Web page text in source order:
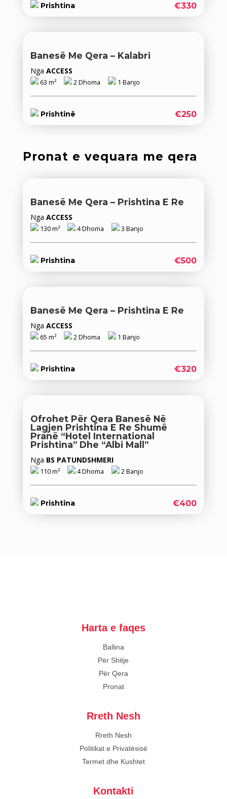
Prishtina €330
Banesë Me Qera – Kalabri
Nga ACCESS
63 m² 2 Dhoma 1 Banjo
Prishtinë €250
Pronat e vequara me qera
Banesë Me Qera – Prishtina E Re
Nga ACCESS
130 m² 4 Dhoma 3 Banjo
Prishtina €500
Banesë Me Qera – Prishtina E Re
Nga ACCESS
65 m² 2 Dhoma 1 Banjo
Prishtina €320
Ofrohet Për Qera‬ Banesë Në
Lagjen Prishtina E Re Shumë
Pranë “Hotel International
Prishtina” Dhe “Albi Mall”
Nga BS PATUNDSHMERI
110 m² 4 Dhoma 2 Banjo
Prishtina €400
Harta e faqes
Ballina
Për Shitje
Për Qera
Pronat
Rreth Nesh
Rreth Nesh
Politikat e Privatësisë
Termet dhe Kushtet
Kontakti